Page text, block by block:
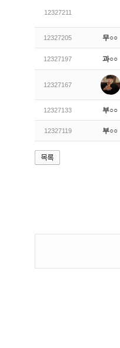
12327211
12327205 무○○
12327197 과○○
12327167
12327133 부○○
12327119 부○○